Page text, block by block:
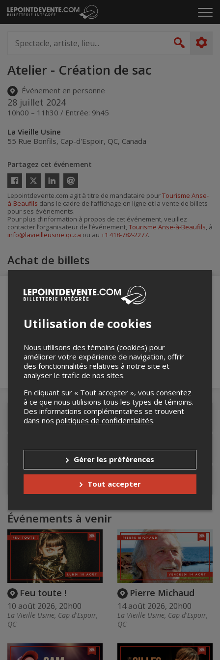
Passer
au
le
artiste,
lieu...
Atelier - Création de sac
Événement en personne
28 juillet 2024
10h00 – 11h30 / Entrée: 9h45
La Vieille Usine
55 Rue Bonfils, Cap-d'Espoir, QC, Canada
Partagez cet événement
Facebook
Twitter
LinkedinEnvoyer
par
courriel
Lepointdevente.com agit à titre de mandataire pourTourisme Anse-
à-Beaufils dans le cadre de l’affichage en ligne et la vente de billets
pour ses événements.
Pour plus d’information à propos de cet événement, veuillez
contacter l’organisateur de l’événement, Tourisme Anse-à-Beaufils, à
info@lavieilleusine.qc.ca ou au +1 418-782-2277.
Achat de billets
robot ci-bas.
Détails de l'événement
Lieu de l'événement
Contacter l'organisateur
Événements à venir
Feu toute !
10 août 2026, 20h00
La Vieille Usine, Cap-d'Espoir,
QC
Pierre Michaud
14 août 2026, 20h00
La Vieille Usine, Cap-d'Espoir,
QC
Utilisation de cookies
Nous utilisons des témoins (cookies) pour
améliorer votre expérience de navigation, offrir
des fonctionnalités relatives à notre site et
analyser le trafic de nos sites.
En cliquant sur « Tout accepter », vous consentez
à ce que nous utilisions tous les types de témoins.
Des informations complémentaires se trouvent
dans nos politiques de confidentialités.
Gérer les préférences
Tout accepter